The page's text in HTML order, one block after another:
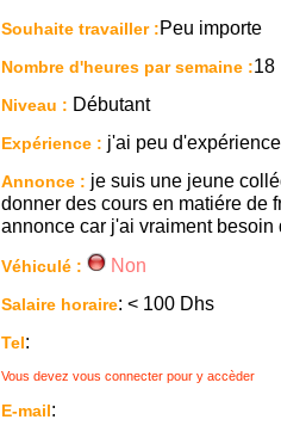
Souhaite travailler :Peu importe
Nombre d'heures par semaine :18
Niveau : Débutant
Expérience : j'ai peu
Annonce : je suis une jeune
donner des cours en matiére de
annonce car j'ai vraiment besoin
Véhiculé : Non
Salaire horaire: < 100 Dhs
Tel:
Vous devez vous connecter pour y accèder
E-mail: